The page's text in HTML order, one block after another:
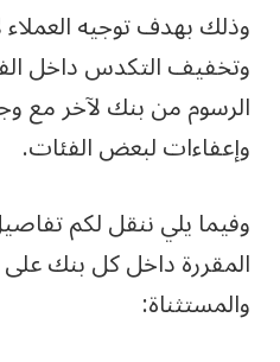
وذلك بهدف توجيه
وتخفيف التكدس داخل
الرسوم من بنك لآخر مع
وإعفاءات لبعض الفئات.
وفيما يلي ننقل لكم
المقررة داخل كل بنك على
والمستثناة: